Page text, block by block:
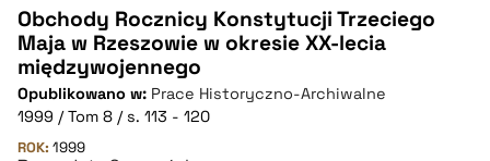
CZYSTY TEKST
pobierz cytat
Obchody Rocznicy Konstytucji Trzeciego
Maja w Rzeszowie w okresie XX-lecia
międzywojennego
Opublikowano w: Prace Historyczno-Archiwalne
1999 / Tom 8 / s. 113 - 120
ROK: 1999